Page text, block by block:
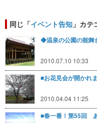
同じ「イベント告知 」カ
◆温泉の公園の能舞
2010.07.10 10:33
■お花見会が開かれ
2010.04.04 11:25
■春一番！第55回